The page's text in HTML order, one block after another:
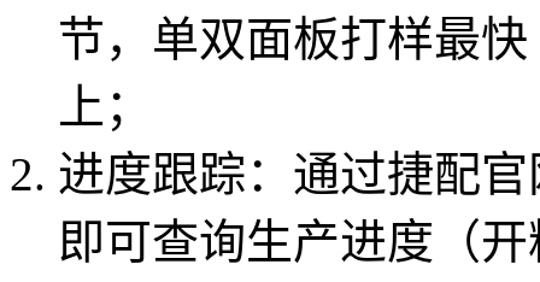
节，单双面板打样最
上；
进度跟踪：通过捷配
即可查询生产进度（